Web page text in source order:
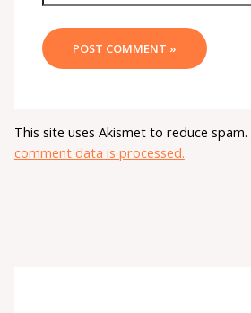
This site uses Akismet to reduce spam.
comment data is processed.